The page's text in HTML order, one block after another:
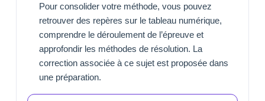
Pour consolider votre méthode, vous pouvez
retrouver des repères sur le tableau numérique,
comprendre le déroulement de l’épreuve et
approfondir les méthodes de résolution. La
correction associée à ce sujet est proposée dans
une préparation.